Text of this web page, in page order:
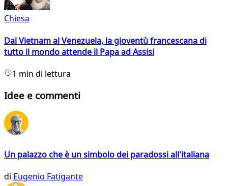
Chiesa
Dal Vietnam al Venezuela, la gioventù francescana di
tutto il mondo attende il Papa ad Assisi
1 min di lettura
Idee e commenti
Un palazzo che è un simbolo dei paradossi all'italiana
di Eugenio Fatigante